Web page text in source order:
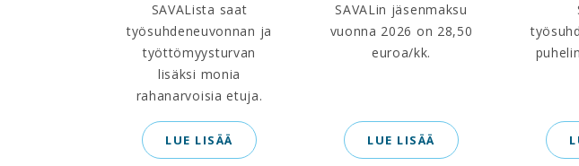
SAVALista saat
työsuhdeneuvonnan ja
työttömyysturvan
lisäksi monia
rahanarvoisia etuja.
LUE LISÄÄ
SAVALin jäsenmaksu
vuonna 2026 on 28,50
euroa/kk.
LUE LISÄÄ